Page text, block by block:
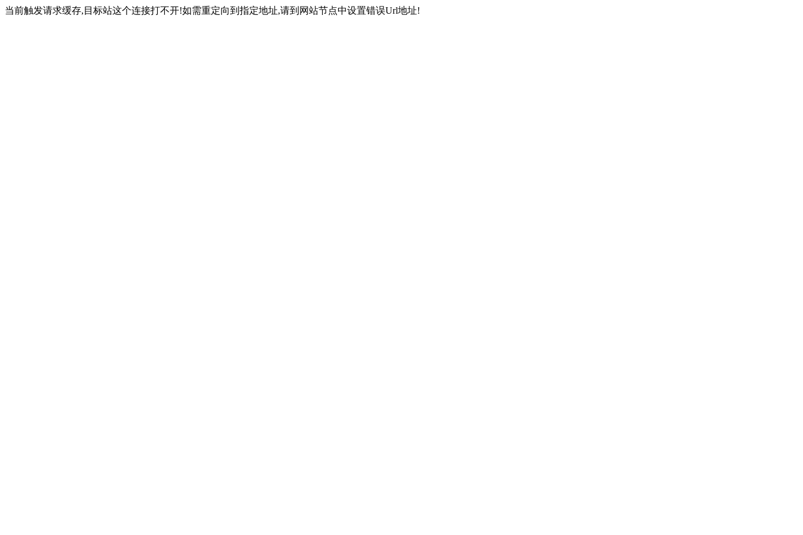
当前触发请求缓存,目标站这个连接打不开!如需重定向到指定地址,请到网站节点中设置错误Url地址!